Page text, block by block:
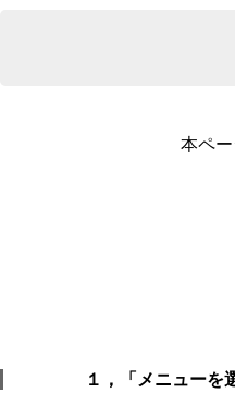
本ペ
１，「メニューを